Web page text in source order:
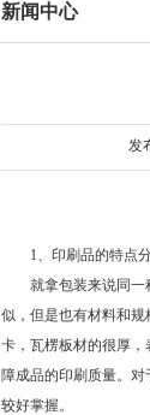
新闻中心
发
1、印刷品的特点
就拿包装来说同
似，但是也有材料和
卡，瓦楞板材的很厚
障成品的印刷质量。
较好掌握。